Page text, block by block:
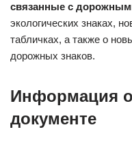
связанные с
экологических знаках,
табличках, а также о
дорожных знаков.
Информация
документе